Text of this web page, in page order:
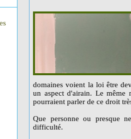
domaines voient la loi être
un aspect d'airain. Le même
pourraient parler de ce droit
Que personne ou presque
difficulté.